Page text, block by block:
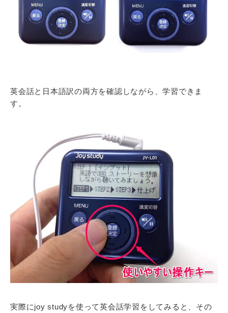
英会話と日本語訳の両方を確認しながら、学習できま
す。
実際にjoy studyを使って英会話学習をしてみると、その